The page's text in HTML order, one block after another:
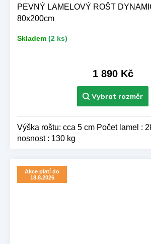
PEVNÝ LAMELOVÝ ROŠT
80x200cm
Skladem (2 ks)
1 890 Kč
Výška roštu: cca 5 cm Počet lamel :
nosnost : 130 kg
Akce platí do
18.8.2026